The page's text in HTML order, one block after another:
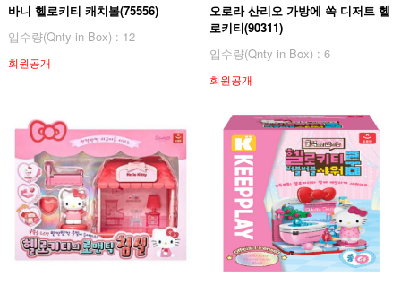
바니 헬로키티 캐치볼(75556)
입수량(Qnty in Box) : 12
회원공개
오로라 산리오 가방에 쏙 디저트 헬
로키티(90311)
입수량(Qnty in Box) : 6
회원공개